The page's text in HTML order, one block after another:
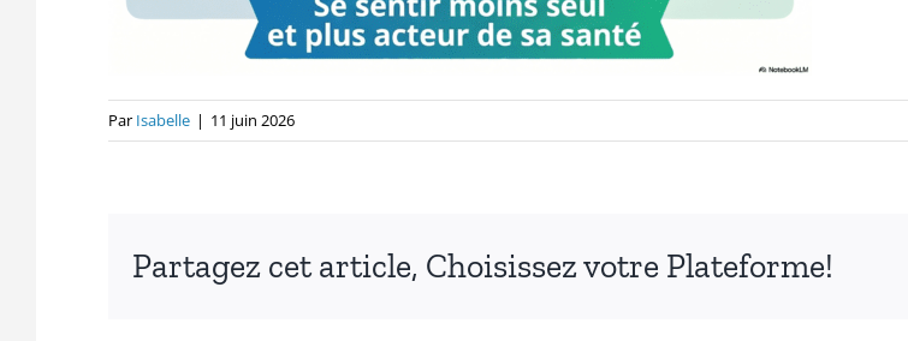
Par Isabelle | 11 juin 2026
Partagez cet article, Choisissez votre Plateforme!